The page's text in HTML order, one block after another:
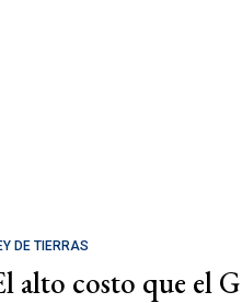
DE TIERRAS
alto costo que el